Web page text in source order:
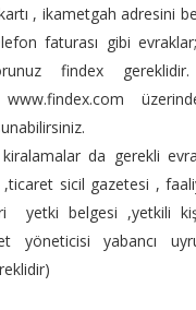
, ikametgah adresini
faturası gibi
findex
www.findex.com
kiralamalar da gerekli
,ticaret sicil gazetesi ,
yetki belgesi ,yetkili
yöneticisi yabancı